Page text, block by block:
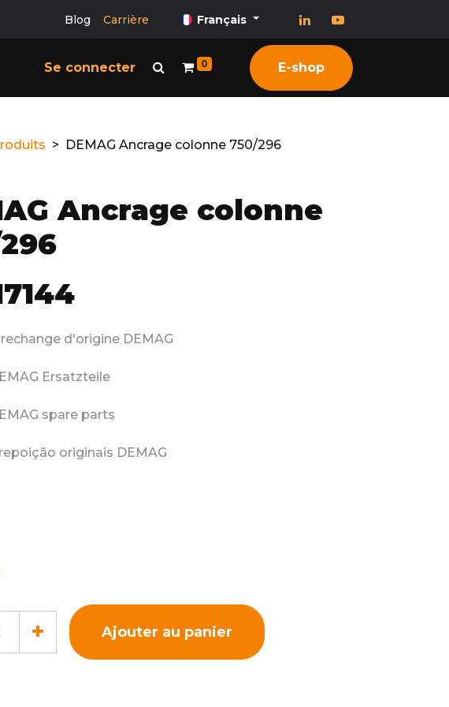
Blog Carrière Français
Se connecter 0 E-shop
DEMAG Ancrage colonne 750/296
Ancrage colonne
d'origine DEMAG
Ersatzteile
spare parts
originais DEMAG
Ajouter au panier